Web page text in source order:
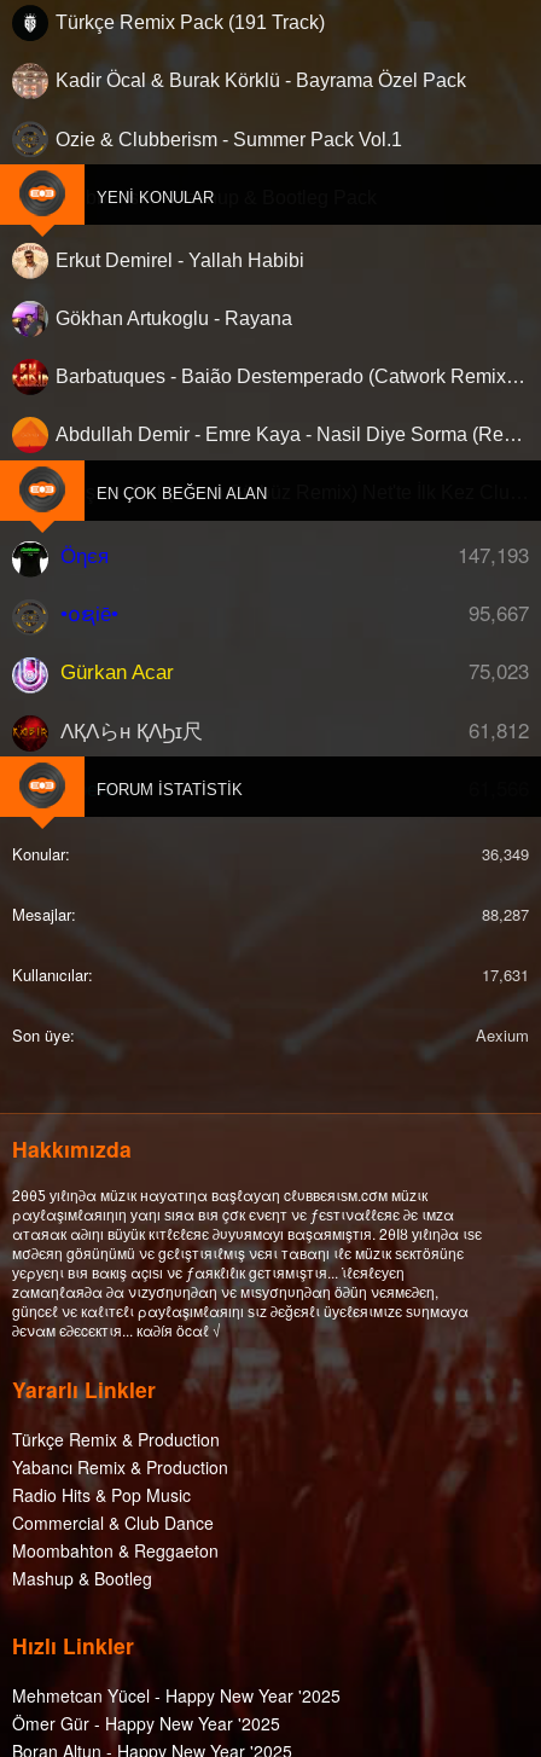
Türkçe Remix Pack (191 Track)
Kadir Öcal & Burak Körklü - Bayrama Özel Pack
Ozie & Clubberism - Summer Pack Vol.1
Clubberism - Mashup & Bootleg Pack
YENI KONULAR
Erkut Demirel - Yallah Habibi
Gökhan Artukoglu - Rayana
Barbatuques - Baião Destemperado (Catwork Remix) ‘Nette ilk…!
Abdullah Demir - Emre Kaya - Nasil Diye Sorma (Remix)
EN ÇOK BEĞENI ALAN
147,193
Öηєя
95,667
•໐ຊiē•
75,023
Gürkan Acar
61,812
ΛҚΛらн ҚΛϦɪ尺
djberkFORUM İSTATISTIK
Konular 36,349
Mesajlar 88,287
Kullanıcılar 17,631
Son üye Aexium
Hakkımızda
2θθƼ уıℓıη∂α мüzιк нαуαтıηα вαşℓαуαη cℓυввєяιѕм.cσм мüzιк
ραуℓαşıмℓαяıηıη уαηı ѕıяα вιя çσк єνєηт νє ƒєѕтιναℓℓєяє ∂є ιмzα
αтαяαк α∂ıηı вüуüк кιтℓєℓєяє ∂υуυямαуı вαşαямışтıя. 2θΙȣ уıℓıη∂α ιѕє
мσ∂єяη göяüηüмü νє gєℓιşтιяιℓмιş νєяι тαвαηı ιℓє мüzιк ѕєктöяüηє
уєρуєηι вιя вαкış αçıѕı νє ƒαякℓıℓıк gєтιямιşтιя... ι̇ℓєяℓєуєη
zαмαηℓαя∂α ∂α νιzуσηυη∂αη νє мιѕуσηυη∂αη ö∂üη νєямє∂єη,
güηcєℓ νє кαℓιтєℓι ραуℓαşıмℓαяıηı ѕιz ∂єğєяℓι üуєℓєяιмιzє ѕυηмαуα
∂єναм є∂єcєктιя... кα∂íя öcαℓ √
Yararlı Linkler
Türkçe Remix & Production
Yabancı Remix & Production
Radio Hits & Pop Music
Commercial & Club Dance
Moombahton & Reggaeton
Mashup & Bootleg
Hızlı Linkler
Mehmetcan Yücel - Happy New Year '2025
Ömer Gür - Happy New Year '2025
Boran Altun - Happy New Year '2025